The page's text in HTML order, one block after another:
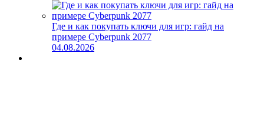
Где и как покупать ключи для игр: гайд на
примере Cyberpunk 2077
04.08.2026